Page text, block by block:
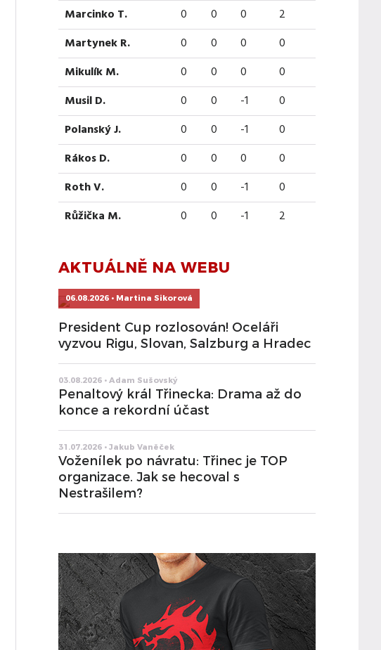
Marcinko T.
0 0 0
2
Martynek R.
0 0 0
0
Mikulík M.
0 0 0
0
Musil D.
0 0 -1
0
Polanský J.
0 0 -1
0
Rákos D.
0 0 0
0
Roth V.
0 0 -1
0
Růžička M.
0 0 -1 2
AKTUÁLNĚ NA WEBU
06.08.2026 • Martina Sikorová
President Cup rozlosován! Oceláři
vyzvou Rigu, Slovan, Salzburg a Hradec
03.08.2026 • Adam Sušovský
Penaltový král Třinecka: Drama až do
konce a rekordní účast
31.07.2026 • Jakub Vaněček
Voženílek po návratu: Třinec je TOP
organizace. Jak se hecoval s
Nestrašilem?